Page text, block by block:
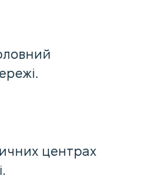
центрах